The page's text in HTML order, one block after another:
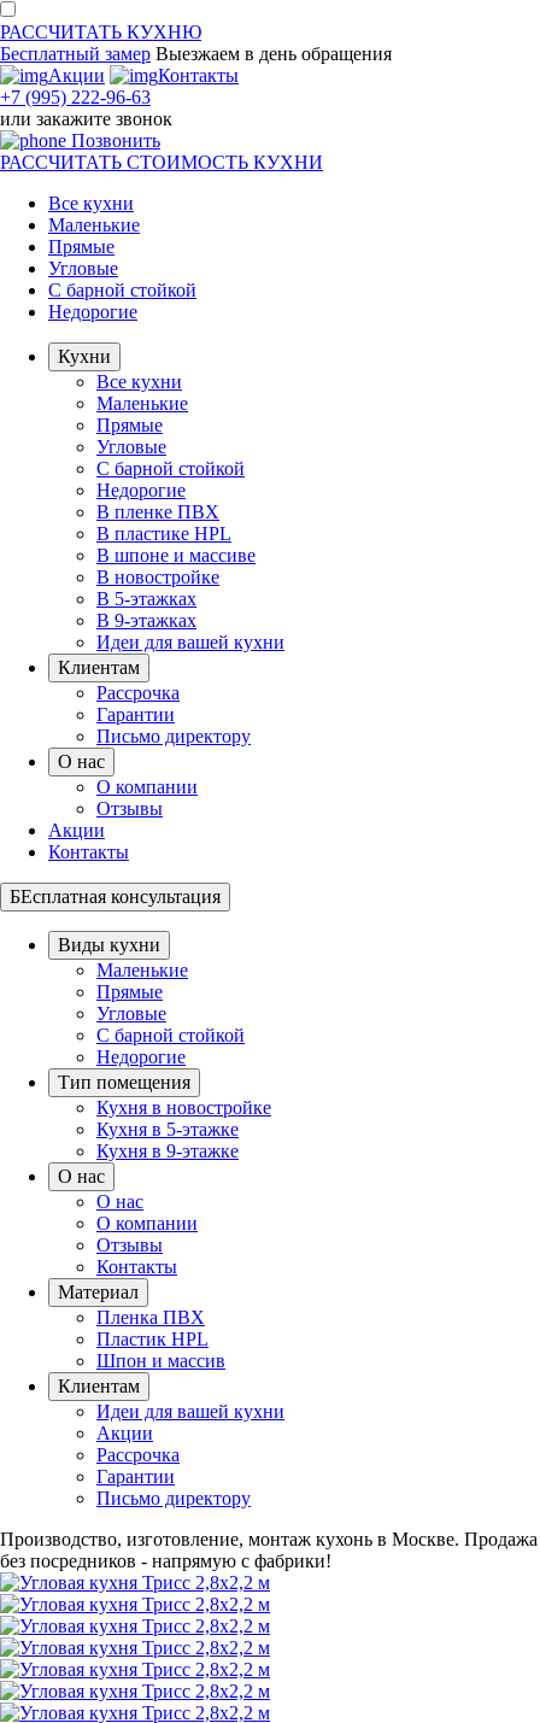
РАССЧИТАТЬ КУХНЮ
Бесплатный замер Выезжаем в день обращения
Акции
Контакты
+7 (995) 222-96-63
или закажите звонок
Позвонить
РАССЧИТАТЬ СТОИМОСТЬ КУХНИ
Все кухни
Маленькие
Прямые
Угловые
С барной стойкой
Недорогие
Кухни
Все кухни
Маленькие
Прямые
Угловые
С барной стойкой
Недорогие
В пленке ПВХ
В пластике HPL
В шпоне и массиве
В новостройке
В 5-этажках
В 9-этажках
Идеи для вашей кухни
Клиентам
Рассрочка
Гарантии
Письмо директору
О нас
О компании
Отзывы
Акции
Контакты
БЕсплатная консультация
Виды кухни
Маленькие
Прямые
Угловые
С барной стойкой
Недорогие
Тип помещения
Кухня в новостройке
Кухня в 5-этажке
Кухня в 9-этажке
О нас
О нас
О компании
Отзывы
Контакты
Материал
Пленка ПВХ
Пластик HPL
Шпон и массив
Клиентам
Идеи для вашей кухни
Акции
Рассрочка
Гарантии
Письмо директору
Производство, изготовление, монтаж кухонь в Москве. Продажа
без посредников - напрямую с фабрики!